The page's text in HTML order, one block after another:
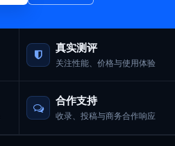
真实测评
关注性能、价格与使用体验
合作支持
收录、投稿与商务合作响应